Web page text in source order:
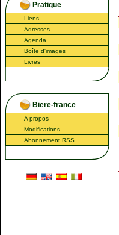
Pratique
Liens
Adresses
Agenda
Boîte d'images
Livres
Biere-france
A propos
Modifications
Abonnement RSS